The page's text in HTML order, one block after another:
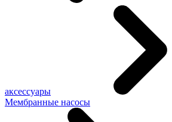
аксессуары
Мембранные насосы